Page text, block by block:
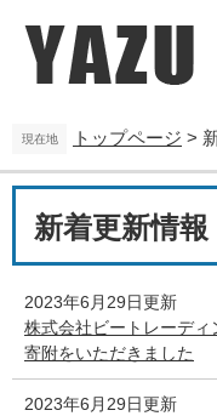
す
し
文
現在地 トップページ >
新着更新情報
2023年6月29日更新
株式会社ビートレーデ
寄附をいただきました
2023年6月29日更新